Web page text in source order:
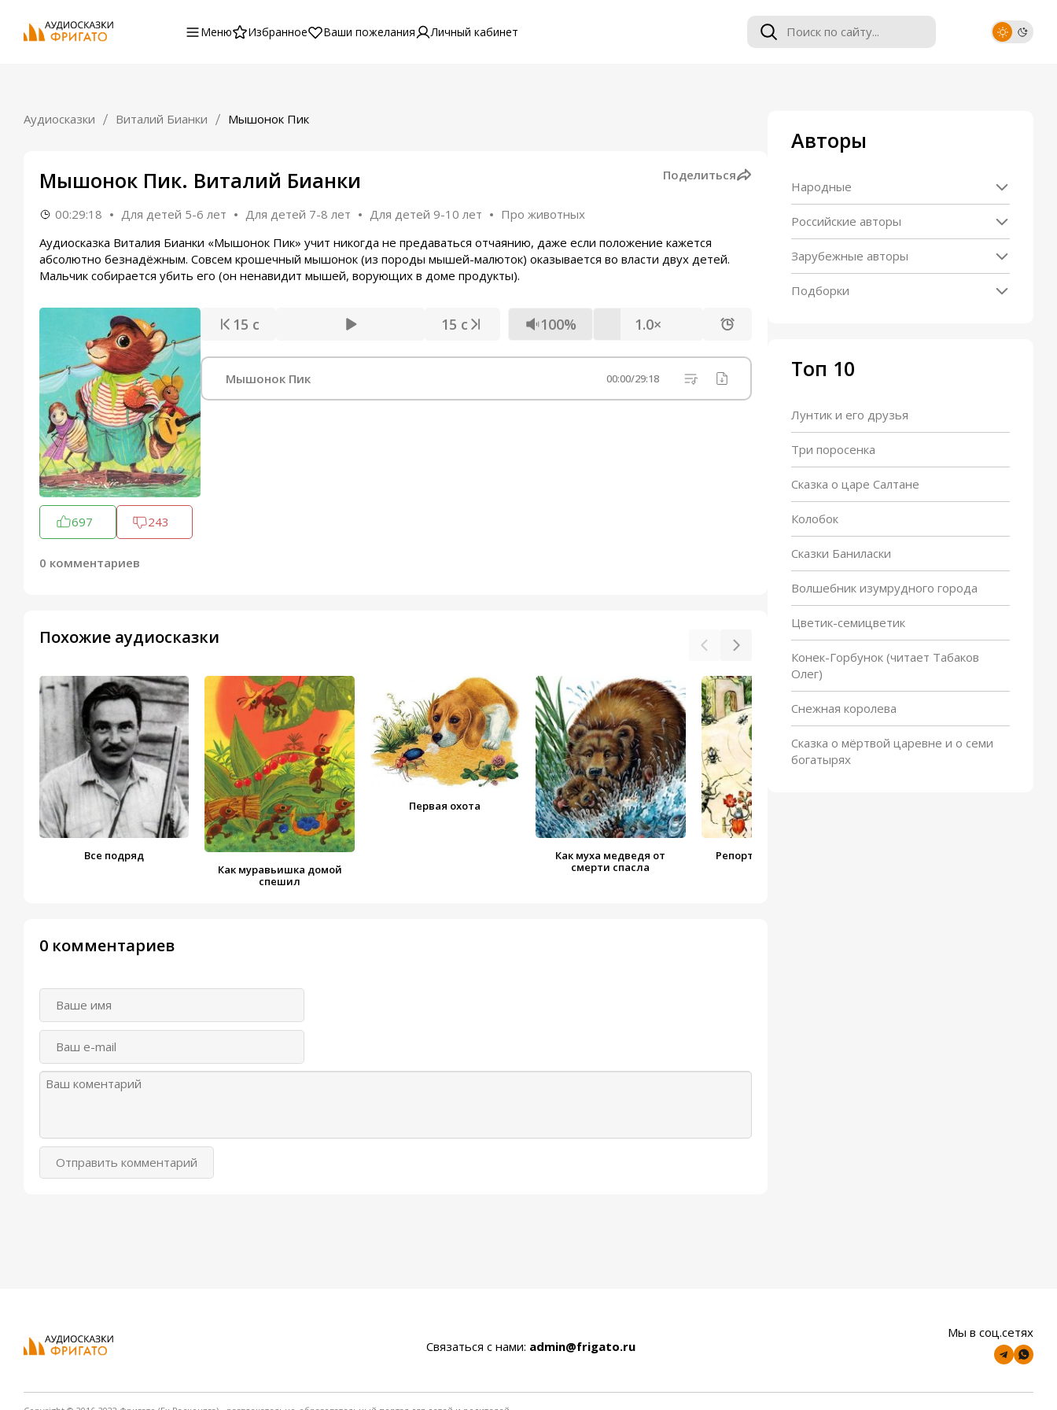
Меню Избранное Ваши пожелания Личный кабинет
Аудиосказки Виталий Бианки Мышонок Пик
Мышонок Пик. Виталий Бианки Поделиться
00:29:18 Для детей 5-6 лет Для детей 7-8 лет Для детей 9-10 лет
Про животных
Аудиосказка Виталия Бианки «Мышонок Пик» учит никогда не предаваться отчаянию, даже если положение кажется
абсолютно безнадёжным. Совсем крошечный мышонок (из породы мышей-малюток) оказывается во власти двух детей.
Мальчик собирается убить его (он ненавидит мышей, ворующих в доме продукты).
697 243
0 комментариев
15 с 15 с 100% 1.0×
Мышонок Пик 00:00/29:18
Похожие аудиосказки
Все подряд
Как муравьишка домой
спешил
Первая охота
Как муха медведя от
смерти спасла
Репортаж со стадиона
Моржиха
0 комментариев
Отправить комментарий
Авторы
Народные
Российские авторы
Зарубежные авторы
Подборки
Топ 10
Лунтик и его друзья
Три поросенка
Сказка о царе Салтане
Колобок
Сказки Баниласки
Волшебник изумрудного города
Цветик-семицветик
Конек-Горбунок (читает Табаков
Олег)
Снежная королева
Сказка о мёртвой царевне и о семи
богатырях
Связаться с нами: admin@frigato.ru
Мы в соц.сетях